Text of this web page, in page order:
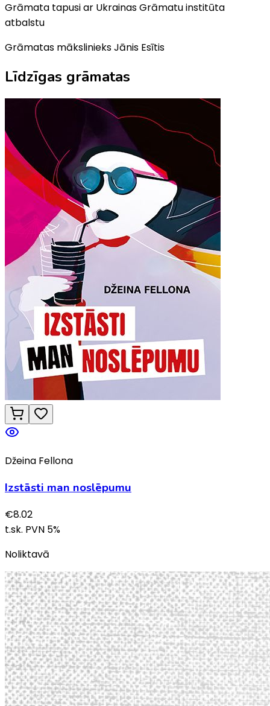
Grāmata tapusi ar Ukrainas Grāmatu institūta
atbalstu
Grāmatas mākslinieks Jānis Esītis
Līdzīgas grāmatas
Džeina Fellona
Izstāsti man noslēpumu
€8.02
t.sk. PVN 5%
Noliktavā